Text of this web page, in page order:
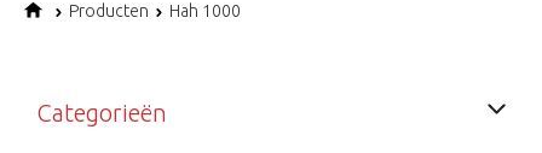
Producten Hah 1000
Categorieën